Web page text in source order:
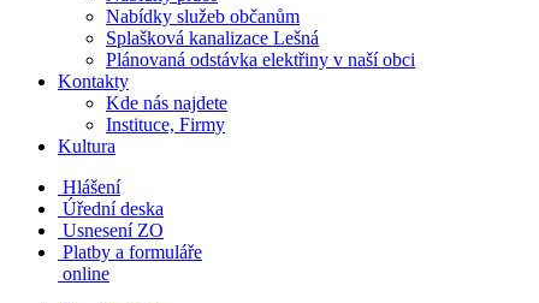
Nabídky služeb občanům
Splašková kanalizace Lešná
Plánovaná odstávka elektřiny v naší obci
Kontakty
Kde nás najdete
Instituce, Firmy
Kultura
Hlášení
Úřední deska
Usnesení ZO
Platby a formuláře
online